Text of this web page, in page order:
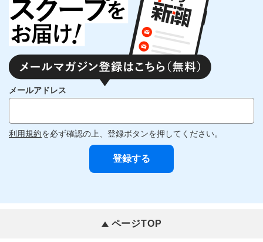
メールアドレス
利用規約を必ず確認の上、登録ボタンを押してください。
ページTOP